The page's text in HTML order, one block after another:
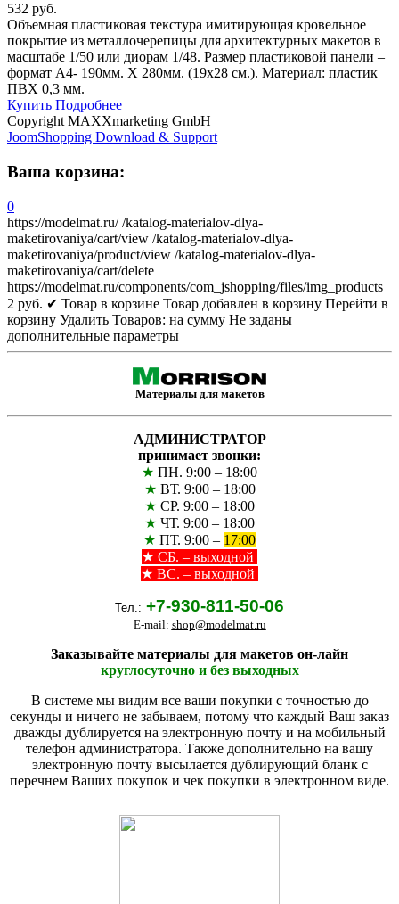
532 руб.
Объемная пластиковая текстура имитирующая кровельное
покрытие из металлочерепицы для архитектурных макетов в
масштабе 1/50 или диорам 1/48. Размер пластиковой панели –
формат А4- 190мм. Х 280мм. (19х28 см.). Материал: пластик
ПВХ 0,3 мм.
Купить Подробнее
Copyright MAXXmarketing GmbH
JoomShopping Download & Support
Ваша корзина:
0
https://modelmat.ru/ /katalog-materialov-dlya-
maketirovaniya/cart/view /katalog-materialov-dlya-
maketirovaniya/product/view /katalog-materialov-dlya-
maketirovaniya/cart/delete
https://modelmat.ru/components/com_jshopping/files/img_products
2 руб. ✔ Товар в корзине Товар добавлен в корзину Перейти в
корзину Удалить Товаров: на сумму Не заданы
дополнительные параметры
Материалы для макетов
АДМИНИСТРАТОР
принимает звонки:
★ ПН. 9:00 – 18:00
★ ВТ. 9:00 – 18:00
★ СР. 9:00 – 18:00
★ ЧТ. 9:00 – 18:00
★ ПТ. 9:00 – 17:00
★ СБ. – выходной
★ ВС. – выходной
Тел.: +7-930-811-50-06
E-mail: shop@modelmat.ru
Заказывайте материалы для макетов он-лайн
круглосуточно и без выходных
В системе мы видим все ваши покупки с точностью до
секунды и ничего не забываем, потому что каждый Ваш заказ
дважды дублируется на электронную почту и на мобильный
телефон администратора. Также дополнительно на вашу
электронную почту высылается дублирующий бланк с
перечнем Ваших покупок и чек покупки в электронном виде.